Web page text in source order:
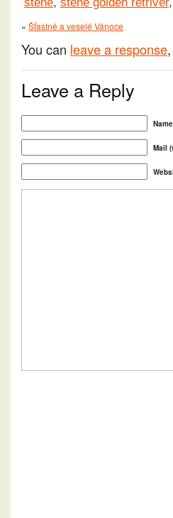
« Šťastné a veselé Vánoce
You can leave a response
Leave a Reply
Mail